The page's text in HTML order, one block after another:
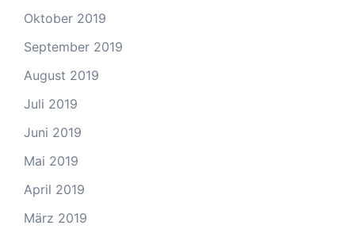
Oktober 2019
September 2019
August 2019
Juli 2019
Juni 2019
Mai 2019
April 2019
März 2019